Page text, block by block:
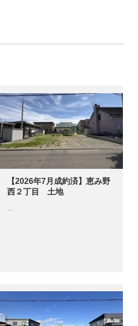
【2026年7月成約済】恵み野
西２丁目 土地
…